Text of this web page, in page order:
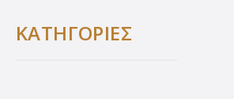
ΚΑΤΗΓΟΡΙΕΣ